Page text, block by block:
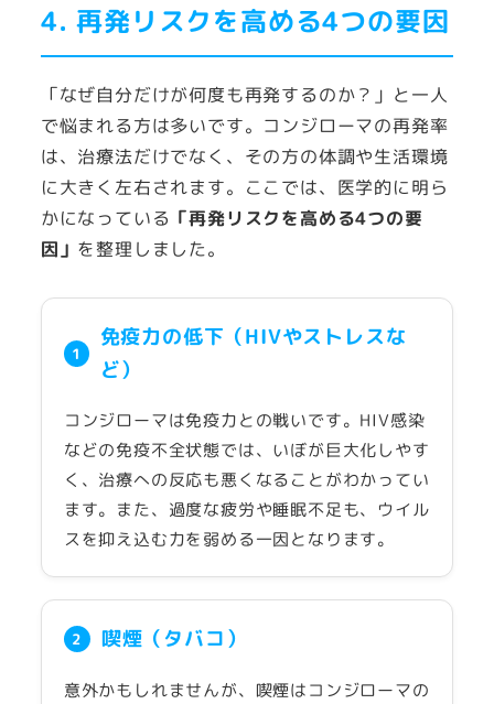
4. 再発リスクを高める4つの要因
「なぜ自分だけが何度も再発するのか？」と一人
で悩まれる方は多いです。コンジローマの再発率
は、治療法だけでなく、その方の体調や生活環境
に大きく左右されます。ここでは、医学的に明ら
かになっている 「再発リスクを高める4つの要
因」 を整理しました。
1
免疫力の低下（HIVやストレスな
ど）
コンジローマは免疫力との戦いです。HIV感染
などの免疫不全状態では、いぼが巨大化しやす
く、治療への反応も悪くなることがわかってい
ます。また、過度な疲労や睡眠不足も、ウイル
スを抑え込む力を弱める一因となります。
2 喫煙（タバコ）
意外かもしれませんが、喫煙はコンジローマの